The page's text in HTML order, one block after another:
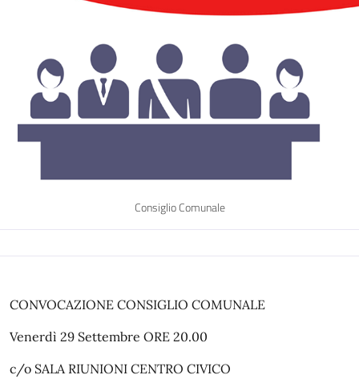
Consiglio Comunale
CONVOCAZIONE CONSIGLIO COMUNALE
Venerdì 29 Settembre ORE 20.00
c/o SALA RIUNIONI CENTRO CIVICO